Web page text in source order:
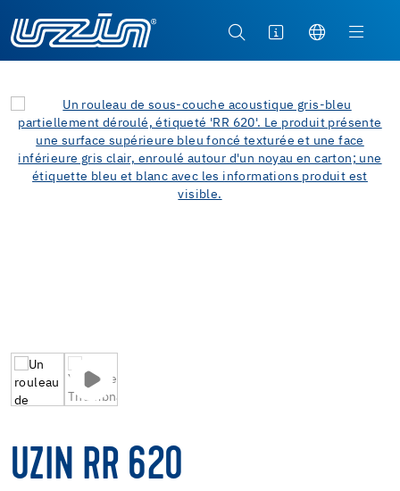
UZIN RR 620